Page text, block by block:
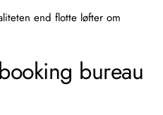
end flotte løfter om
bureau